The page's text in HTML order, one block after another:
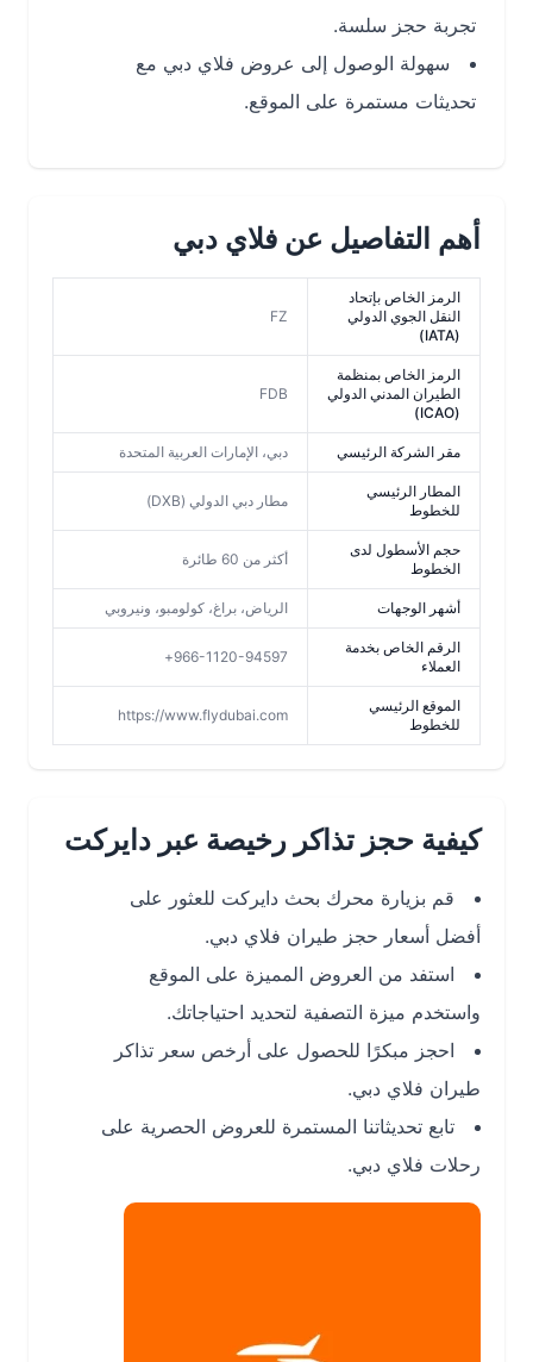
تجربة حجز سلسة.
سهولة الوصول إلى عروض فلاي دبي مع
تحديثات مستمرة على الموقع.
أهم التفاصيل عن فلاي دبي
الرمز الخاص بإتحاد
النقل الجوي الدولي
الرمز الخاص بمنظمة
الطيران المدني الدولي
FDB
مقر الشركة الرئيسي دبي، الإمارات العربية المتحدة
المطار الرئيسي
للخطوط
مطار دبي الدولي (DXB)
حجم الأسطول لدى
الخطوط
أكثر من 60 طائرة
أشهر الوجهات الرياض، براغ، كولومبو، ونيروبي
الرقم الخاص بخدمة
966-1120-94597+
الموقع الرئيسي
للخطوط
https://www.flydubai.com
كيفية حجز تذاكر رخيصة عبر دايركت
قم بزيارة محرك بحث دايركت للعثور على
أفضل أسعار حجز طيران فلاي دبي.
استفد من العروض المميزة على الموقع
واستخدم ميزة التصفية لتحديد احتياجاتك.
احجز مبكرًا للحصول على أرخص سعر تذاكر
طيران فلاي دبي.
تابع تحديثاتنا المستمرة للعروض الحصرية على
رحلات فلاي دبي.